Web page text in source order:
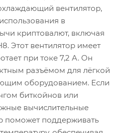
вентилятор,
в
криптовалют, включая
Этот вентилятор имеет
при токе 7,2 А. Он
разъёмом для лёгкой
оборудованием. Если
биткойнов или
вычислительные
поможет поддерживать